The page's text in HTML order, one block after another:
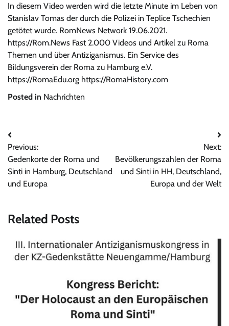
In diesem Video werden wird die letzte Minute im Leben von
Stanislav Tomas der durch die Polizei in Teplice Tschechien
getötet wurde. RomNews Network 19.06.2021.
https://Rom.News Fast 2.000 Videos und Artikel zu Roma
Themen und über Antiziganismus. Ein Service des
Bildungsverein der Roma zu Hamburg e.V.
https://RomaEdu.org https://RomaHistory.com
Posted in Nachrichten
Beitrags-
Navigation
Previous:
Gedenkorte der Roma und
Sinti in Hamburg, Deutschland
und Europa
Next:
Bevölkerungszahlen der Roma
und Sinti in HH, Deutschland,
Europa und der Welt
Related Posts